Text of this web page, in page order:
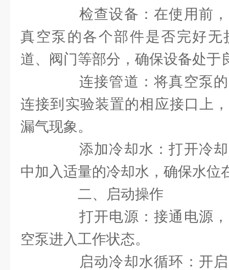
检查设备：在使用前，
真空泵的各个部件是否完好无
道、阀门等部分，确保设备处于
连接管道：将真空泵的
连接到实验装置的相应接口上
漏气现象。
添加冷却水：打开冷却
中加入适量的冷却水，确保水位
二、启动操作
打开电源：接通电源，
空泵进入工作状态。
启动冷却水循环：开启